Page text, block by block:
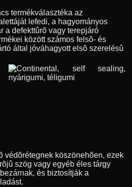
termékválasztéka az
lefedi, a hagyományos
a defekttûrõ vagy terepjáró
között számos felsõ- és
által jóváhagyott elsõ szerelésû
védõrétegnek köszönehõen, ezek
szög vagy egyéb éles tárgy
és biztosítják a